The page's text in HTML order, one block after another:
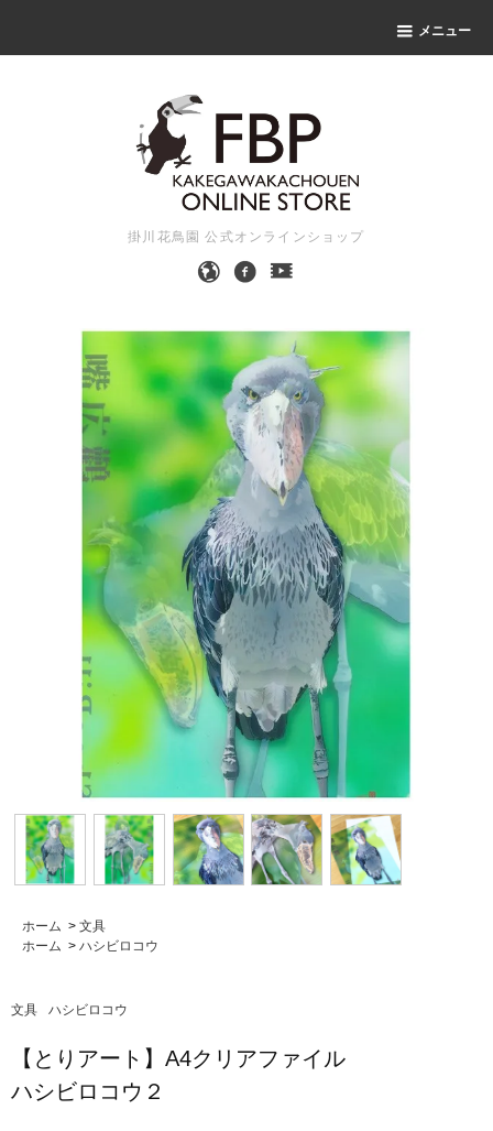
メニュー
掛川花鳥園 公式オンラインショップ
ホーム > 文具
ホーム > ハシビロコウ
文具 ハシビロコウ
【とりアート】A4クリアファイル
ハシビロコウ２